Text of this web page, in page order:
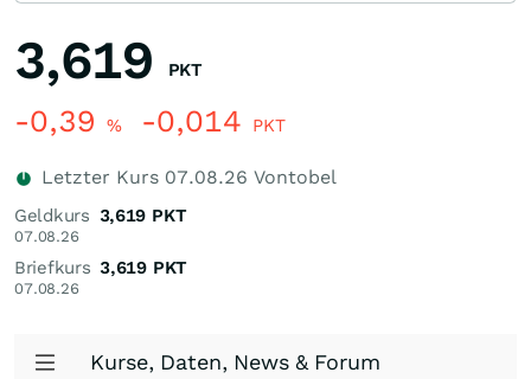
3,619 PKT
-0,39 % -0,014 PKT
Letzter Kurs 07.08.26 Vontobel
Geldkurs
07.08.26
3,619 PKT
Briefkurs
07.08.26
3,619 PKT
Kurse, Daten, News & Forum